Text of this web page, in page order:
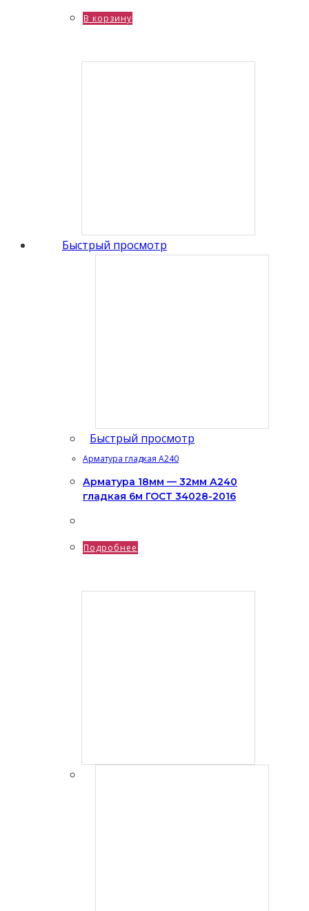
В корзину
Быстрый просмотр
Быстрый просмотр
Арматура гладкая А240
Арматура 18мм — 32мм А240
гладкая 6м ГОСТ 34028-2016
Подробнее